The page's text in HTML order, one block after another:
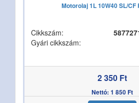
Motorolaj 1L 10W40 SL/CF
Cikkszám:
Gyári cikkszám:
2 350 Ft
Nettó: 1 850 Ft